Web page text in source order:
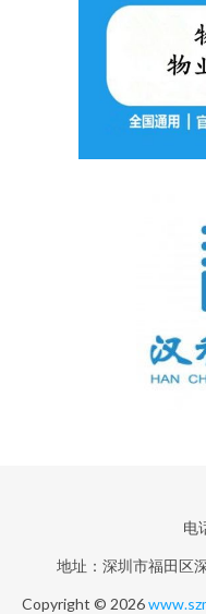
电
地址：深圳市福田区
Copyright © 2026